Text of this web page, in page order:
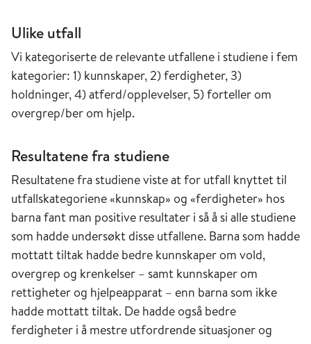
Ulike utfall
Vi kategoriserte de relevante utfallene i studiene i fem
kategorier: 1) kunnskaper, 2) ferdigheter, 3)
holdninger, 4) atferd/opplevelser, 5) forteller om
overgrep/ber om hjelp.
Resultatene fra studiene
Resultatene fra studiene viste at for utfall knyttet til
utfallskategoriene «kunnskap» og «ferdigheter» hos
barna fant man positive resultater i så å si alle studiene
som hadde undersøkt disse utfallene. Barna som hadde
mottatt tiltak hadde bedre kunnskaper om vold,
overgrep og krenkelser – samt kunnskaper om
rettigheter og hjelpeapparat –­ enn barna som ikke
hadde mottatt tiltak. De hadde også bedre
ferdigheter i å mestre utfordrende situasjoner og